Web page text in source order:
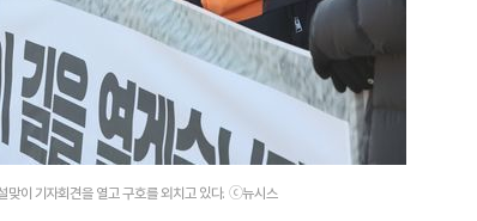
맞이 기자회견을 열고 구호를 외치고 있다. ⓒ뉴시스